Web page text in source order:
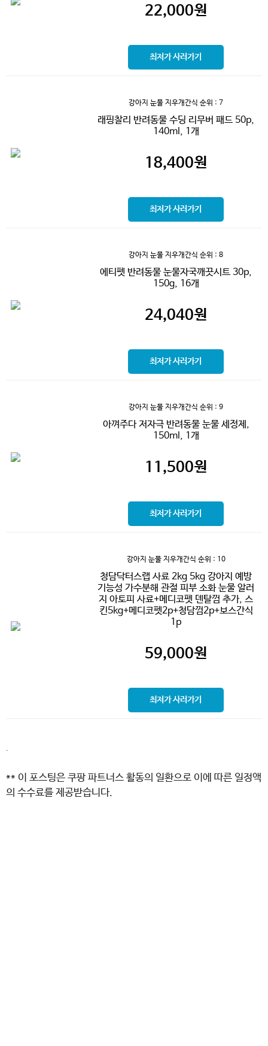
22,000원
최저가 사러가기
강아지 눈물 지우개간식 순위 : 7
래핑찰리 반려동물 수딩 리무버 패드 50p,
140ml, 1개
18,400원
최저가 사러가기
강아지 눈물 지우개간식 순위 : 8
에티펫 반려동물 눈물자국깨끗시트 30p,
150g, 16개
24,040원
최저가 사러가기
강아지 눈물 지우개간식 순위 : 9
아껴주다 저자극 반려동물 눈물 세정제,
150ml, 1개
11,500원
최저가 사러가기
강아지 눈물 지우개간식 순위 : 10
청담닥터스랩 사료 2kg 5kg 강아지 예방
기능성 가수분해 관절 피부 소화 눈물 알러
지 아토피 사료+메디코펫 덴탈껌 추가, 스
킨5kg+메디코펫2p+청담껌2p+보스간식
1p
59,000원
최저가 사러가기
.
** 이 포스팅은 쿠팡 파트너스 활동의 일환으로 이에 따른 일정액
의 수수료를 제공받습니다.